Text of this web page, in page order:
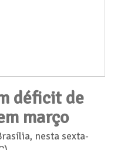
déficit de
março
nesta sexta-